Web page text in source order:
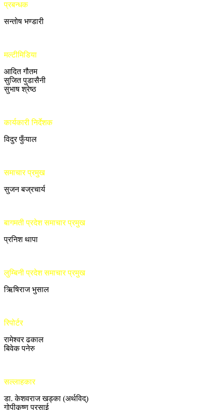
प्रबन्धक
सन्तोष भण्डारी
मल्टीमिडिया
आदित गौतम
सुजित पुडासैनी
सुभाष श्रेष्ठ
कार्यकारी निर्देशक
विदुर फुँयाल
समाचार प्रमुख
सुजन बज्रचार्य
बागमती प्रदेश समाचार प्रमुख
प्रनिश थापा
लुम्बिनी प्रदेश समाचार प्रमुख
ऋिषिराज भुसाल
रिपोर्टर
रामेश्वर ढकाल
बिवेक पनेरु
सल्लाहकार
डा. केशवराज खड्का (अर्थविद्)
गोपीकृष्ण प्रसाई